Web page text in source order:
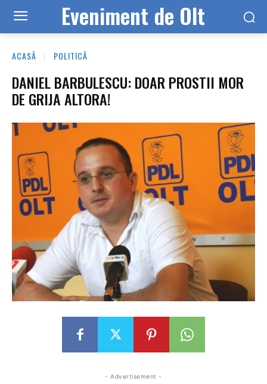
Eveniment de Olt
ACASĂ POLITICĂ
DANIEL BARBULESCU: DOAR PROSTII MOR
DE GRIJA ALTORA!
- Advertisement -